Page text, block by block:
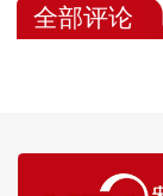
全部评论